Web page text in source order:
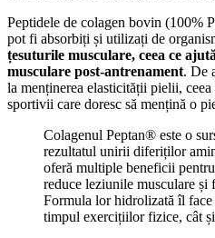
Peptidele de colagen bovin (100%
pot fi absorbiți și utilizați de
țesuturile musculare, ceea ce
musculare post-antrenament. De
la menținerea elasticității pielii,
sportivii care doresc să mențină o
Colagenul Peptan® este o
rezultatul unirii diferiților
oferă multiple beneficii
reduce leziunile musculare și
Formula lor hidrolizată îl face
timpul exercițiilor fizice, cât și